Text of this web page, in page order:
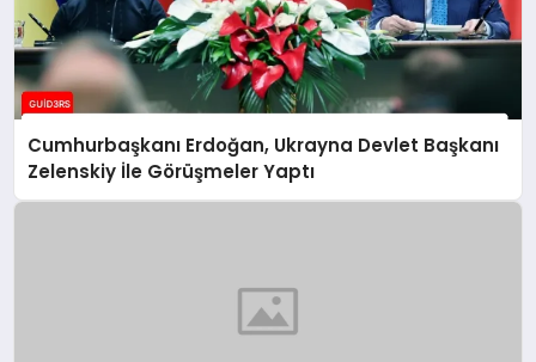
Cumhurbaşkanı Erdoğan, Ukrayna Devlet Başkanı
Zelenskiy İle Görüşmeler Yaptı